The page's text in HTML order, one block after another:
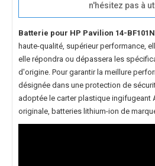
n'hésitez pas à
Batterie pour HP Pavilion 14-
haute-qualité, supérieur performance,
elle répondra ou dépassera les
d'origine. Pour garantir la meillure
désignée dans une protection de
adoptée le carter plastique ingifugeant
originale, batteries lithium-ion de